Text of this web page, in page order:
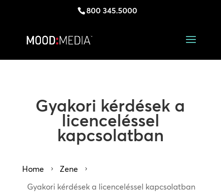
800 345.5000
Gyakori kérdések a
licenceléssel
kapcsolatban
Home 5 Zene 5
Gyakori kérdések a licenceléssel kapcsolatban